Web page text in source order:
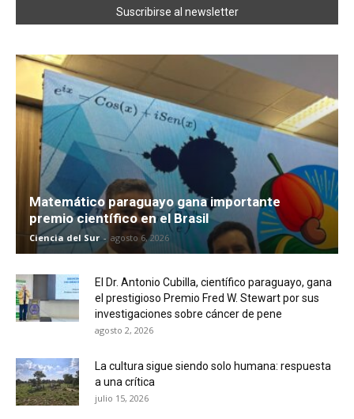
Matemático paraguayo gana importante
premio científico en el Brasil
Ciencia del Sur - agosto 6, 2026
El Dr. Antonio Cubilla, científico paraguayo, gana
el prestigioso Premio Fred W. Stewart por sus
investigaciones sobre cáncer de pene
agosto 2, 2026
La cultura sigue siendo solo humana: respuesta
a una crítica
julio 15, 2026